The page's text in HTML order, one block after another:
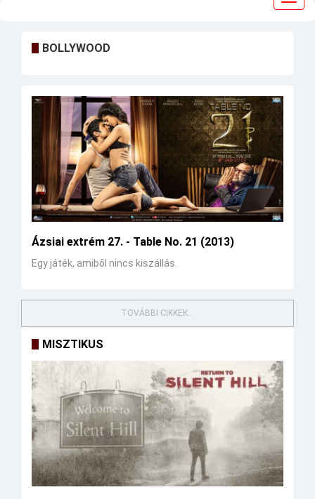
BOLLYWOOD
Ázsiai extrém 27. - Table No. 21 (2013)
Egy játék, amiből nincs kiszállás.
TOVÁBBI CIKKEK...
MISZTIKUS